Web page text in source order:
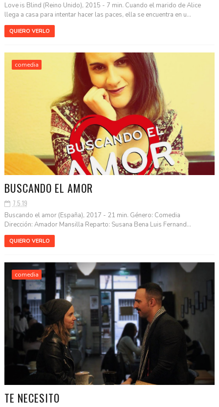
Love is Blind (Reino Unido), 2015 - 7 min. Cuando el marido de Alice
llega a casa para intentar hacer las paces, ella se encuentra en u...
QUIERO VERLO
comedia
BUSCANDO EL AMOR
7.5.19
Buscando el amor (España), 2017 - 21 min. Género: Comedia
Dirección: Amador Mansilla Reparto: Susana Bena Luis Fernand...
QUIERO VERLO
comedia
TE NECESITO